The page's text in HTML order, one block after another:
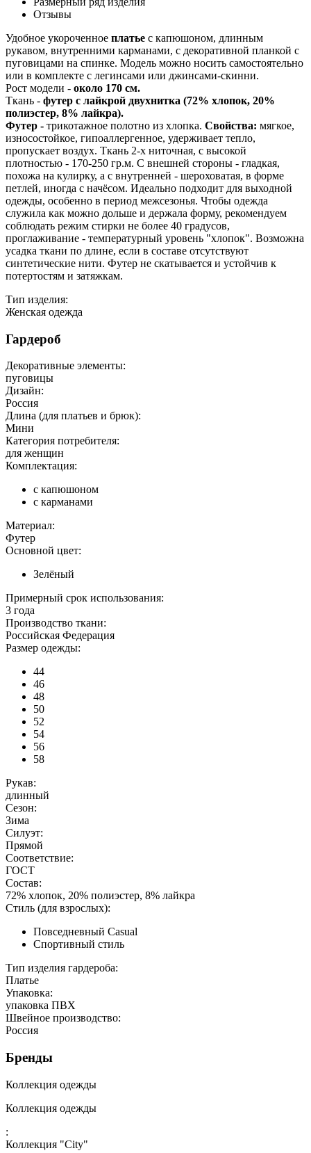
Отзывы
Удобное укороченное платье с капюшоном, длинным
рукавом, внутренними карманами, с декоративной планкой с
пуговицами на спинке. Модель можно носить самостоятельно
или в комплекте с легинсами или джинсами-скинни.
Рост модели - около 170 см.
Ткань - футер с лайкрой двухнитка (72% хлопок, 20%
полиэстер, 8% лайкра).
Футер - трикотажное полотно из хлопка. Свойства: мягкое,
износостойкое, гипоаллергенное, удерживает тепло,
пропускает воздух. Ткань 2-х ниточная, с высокой
плотностью - 170-250 гр.м. С внешней стороны - гладкая,
похожа на кулирку, а с внутренней - шероховатая, в форме
петлей, иногда с начёсом. Идеально подходит для выходной
одежды, особенно в период межсезонья. Чтобы одежда
служила как можно дольше и держала форму, рекомендуем
соблюдать режим стирки не более 40 градусов,
проглаживание - температурный уровень "хлопок". Возможна
усадка ткани по длине, если в составе отсутствуют
синтетические нити. Футер не скатывается и устойчив к
потертостям и затяжкам.
Тип изделия:
Женская одежда
Гардероб
Декоративные элементы:
пуговицы
Дизайн:
Россия
Длина (для платьев и брюк):
Мини
Категория потребителя:
для женщин
Комплектация:
с капюшоном
с карманами
Материал:
Футер
Основной цвет:
Зелёный
Примерный срок использования:
3 года
Производство ткани:
Российская Федерация
Размер одежды:
44
46
48
50
52
54
56
58
Рукав:
длинный
Сезон:
Зима
Силуэт:
Прямой
Соответствие:
ГОСТ
Состав:
72% хлопок, 20% полиэстер, 8% лайкра
Стиль (для взрослых):
Повседневный Casual
Спортивный стиль
Тип изделия гардероба:
Платье
Упаковка:
упаковка ПВХ
Швейное производство:
Россия
Бренды
Коллекция одежды
Коллекция одежды
:
Коллекция "City"